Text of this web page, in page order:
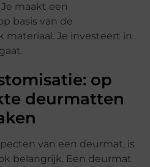
maakt een
basis van de
materiaal. Je investeert in
op
deurmatten
van een deurmat, is
belangrijk. Een deurmat